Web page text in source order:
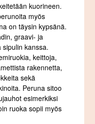
kuorineen.
myös
on täysin kypsänä.
graavi- ja
kanssa.
keittoja,
rakennetta,
sekä
Peruna sitoo
esimerkiksi
ruoka sopii myös